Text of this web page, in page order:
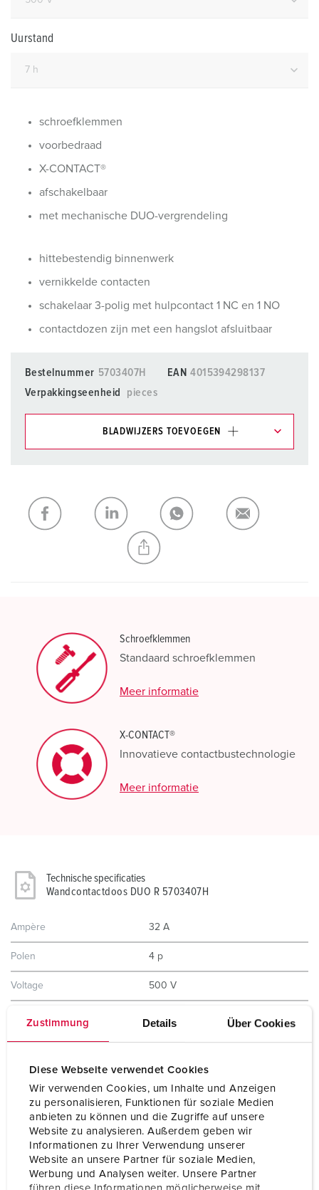
Zustimmung Details Über Cookies
Diese Webseite verwendet Cookies
Wir verwenden Cookies, um Inhalte und Anzeigen
zu personalisieren, Funktionen für soziale Medien
anbieten zu können und die Zugriffe auf unsere
Website zu analysieren. Außerdem geben wir
Informationen zu Ihrer Verwendung unserer
Website an unsere Partner für soziale Medien,
Werbung und Analysen weiter. Unsere Partner
Uurstand
schroefklemmen
voorbedraad
X-CONTACT®
afschakelbaar
met mechanische DUO-vergrendeling
hittebestendig binnenwerk
vernikkelde contacten
schakelaar 3-polig met hulpcontact 1 NC en 1 NO
contactdozen zijn met een hangslot afsluitbaar
Bestelnummer 5703407H EAN 4015394298137
Verpakkingseenheid
pieces
BLADWIJZERS TOEVOEGEN
Mijn lijst TOEVOEGEN
NIEUW LIJST MAKEN
Schroefklemmen
Standaard schroefklemmen
Meer informatie
X-CONTACT®
Innovatieve contactbustechnologie
Meer informatie
Technische specificaties
Wandcontactdoos DUO R 5703407H
Ampère 32 A
Polen 4 p
Voltage 500 V
Hertz 50-60 Hz
Aansluittechniek schroefklemmen
Contacten
vernikkelde contacten
X-CONTACT®
hittebestendig binnenwerk
Beschermingsgraad IP44
Behuizing materiaal Kunststof